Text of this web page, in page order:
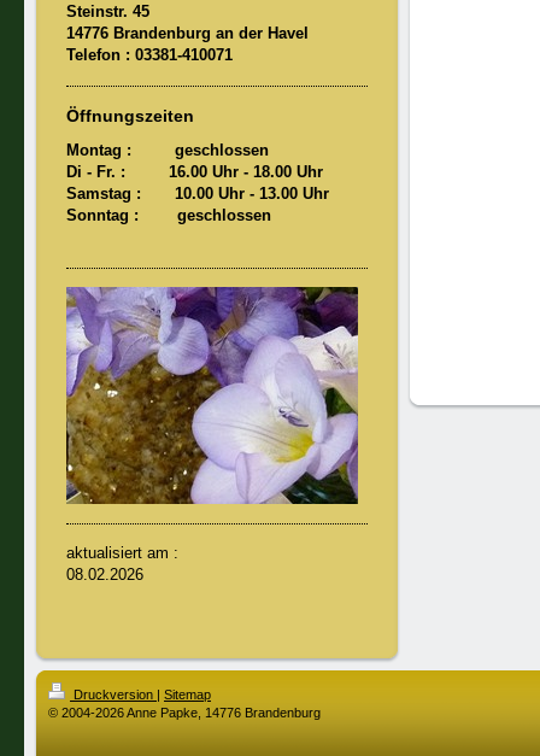
Steinstr. 45
14776 Brandenburg an der Havel
Telefon : 03381-410071
Öffnungszeiten
Montag : geschlossen
Di - Fr. : 16.00 Uhr - 18.00 Uhr
Samstag : 10.00 Uhr - 13.00 Uhr
Sonntag : geschlossen
aktualisiert am :
08.02.2026
Druckversion | Sitemap
© 2004-2026 Anne Papke, 14776 Brandenburg